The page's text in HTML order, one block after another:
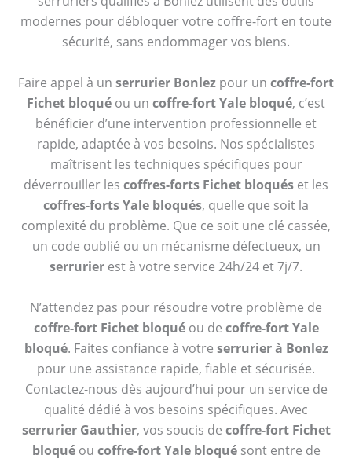
modernes pour débloquer votre coffre-fort en toute
sécurité, sans endommager vos biens.
Faire appel à un serrurier Bonlez pour un coffre-fort
Fichet bloqué ou un coffre-fort Yale bloqué, c’est
bénéficier d’une intervention professionnelle et
rapide, adaptée à vos besoins. Nos spécialistes
maîtrisent les techniques spécifiques pour
déverrouiller les coffres-forts Fichet bloqués et les
coffres-forts Yale bloqués, quelle que soit la
complexité du problème. Que ce soit une clé cassée,
un code oublié ou un mécanisme défectueux, un
serrurier est à votre service 24h/24 et 7j/7.
N’attendez pas pour résoudre votre problème de
coffre-fort Fichet bloquéou de coffre-fort Yale
bloqué. Faites confiance à votre serrurier à Bonlez
pour une assistance rapide, fiable et sécurisée.
Contactez-nous dès aujourd’hui pour un service de
qualité dédié à vos besoins spécifiques. Avec
serrurier Gauthier, vos soucis de coffre-fort Fichet
bloquéou coffre-fort Yale bloquésont entre de